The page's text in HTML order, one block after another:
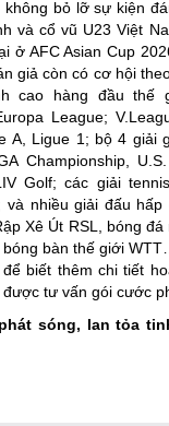
bỏ lỡ sự kiện
và cổ vũ U23 Việt
ở AFC Asian Cup
giả còn có cơ hội
cao hàng đầu thế
League;
A, Ligue 1; bộ 4 giải
Championship,
Golf; các giải
và nhiều giải đấu
Xê Út RSL, bóng
bóng bàn thế giới
biết thêm chi tiết
được tư vấn gói cước
sóng, lan tỏa